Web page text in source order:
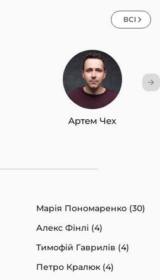
за поетичну збірку.
поетичного
(2021).
видавців», «Ніч у
та ін.
ВСІ
Артем Чех
Марія Пономаренко (30)
Алекс Фінлі (4)
Тимофій Гаврилів (4)
Петро Кралюк (4)